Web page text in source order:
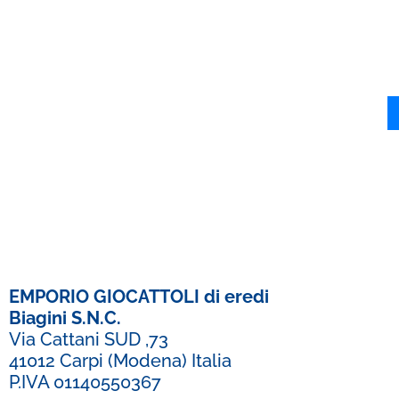
EMPORIO GIOCATTOLI di eredi
Biagini S.N.C.
Via Cattani SUD ,73
41012 Carpi (Modena) Italia
P.IVA 01140550367